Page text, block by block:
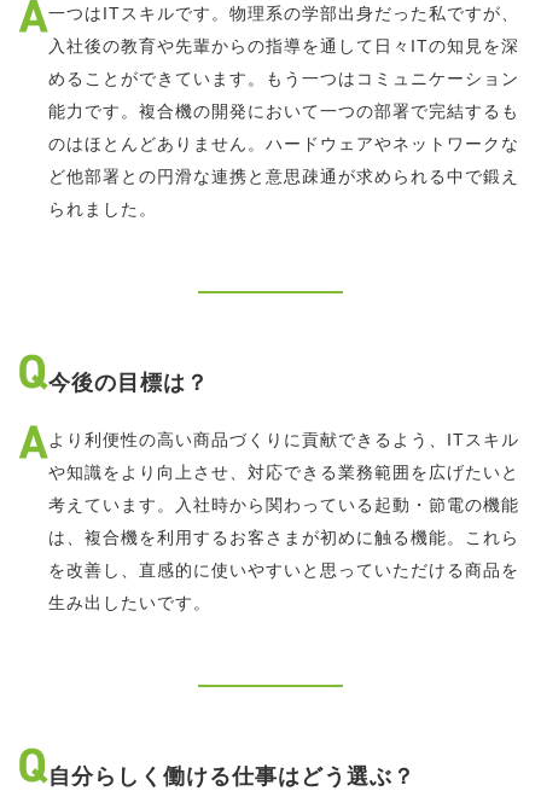
一つはITスキルです。物理系の学部出身だった私ですが、
入社後の教育や先輩からの指導を通して日々ITの知見を深
めることができています。もう一つはコミュニケーション
能力です。複合機の開発において一つの部署で完結するも
のはほとんどありません。ハードウェアやネットワークな
ど他部署との円滑な連携と意思疎通が求められる中で鍛え
られました。
今後の目標は？
より利便性の高い商品づくりに貢献できるよう、ITスキル
や知識をより向上させ、対応できる業務範囲を広げたいと
考えています。入社時から関わっている起動・節電の機能
は、複合機を利用するお客さまが初めに触る機能。これら
を改善し、直感的に使いやすいと思っていただける商品を
生み出したいです。
自分らしく働ける仕事はどう選ぶ？